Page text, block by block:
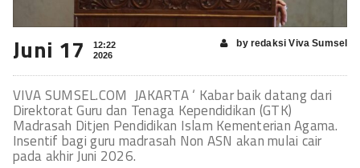
Juni 17
12:22
2026
by redaksi Viva Sumsel
VIVA SUMSEL.COM JAKARTA ‘ Kabar baik datang dari
Direktorat Guru dan Tenaga Kependidikan (GTK)
Madrasah Ditjen Pendidikan Islam Kementerian Agama.
Insentif bagi guru madrasah Non ASN akan mulai cair
pada akhir Juni 2026.